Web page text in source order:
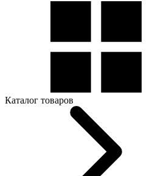
Каталог товаров